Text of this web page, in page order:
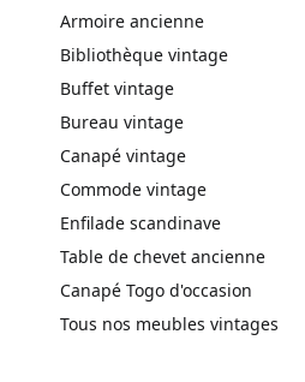
Armoire ancienne
Bibliothèque vintage
Buffet vintage
Bureau vintage
Canapé vintage
Commode vintage
Enfilade scandinave
Table de chevet ancienne
Canapé Togo d'occasion
Tous nos meubles vintages